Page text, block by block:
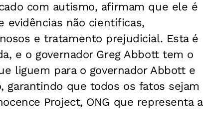
com autismo, afirmam que ele é
evidências não científicas,
e tratamento prejudicial. Esta é
e o governador Greg Abbott tem o
liguem para o governador Abbott e
garantindo que todos os fatos sejam
Project, ONG que representa a